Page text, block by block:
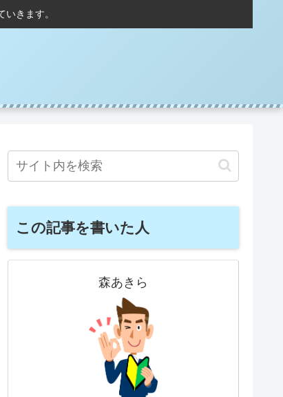
きます。
この記事を書いた人
森あきら